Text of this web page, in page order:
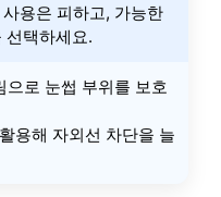
용은 피하고, 가능한
선택하세요.
으로 눈썹 부위를 보호
용해 자외선 차단을 늘